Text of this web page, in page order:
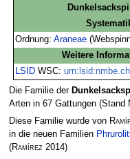
Ordnung:Araneae
Weitere
LSID WSC:
Die Familie der
Arten in 67 Gattungen (Stand
Diese Familie wurde von
in die neuen Familien
(Ramírez2014)